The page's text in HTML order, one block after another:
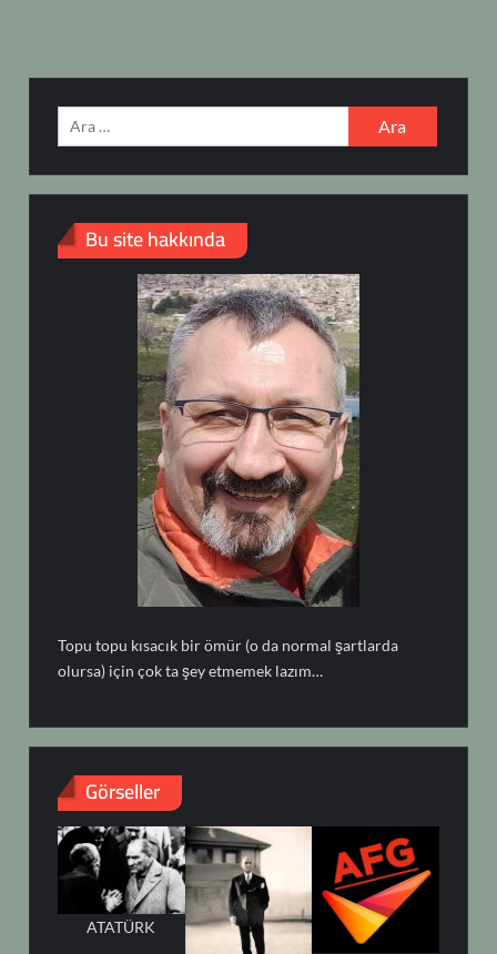
Arama:
Bu site hakkında
Topu topu kısacık bir ömür (o da normal şartlarda
olursa) için çok ta şey etmemek lazım…
Görseller
ATATÜRK